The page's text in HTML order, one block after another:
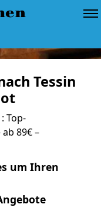
Tessin
Top-
89€ –
um Ihren